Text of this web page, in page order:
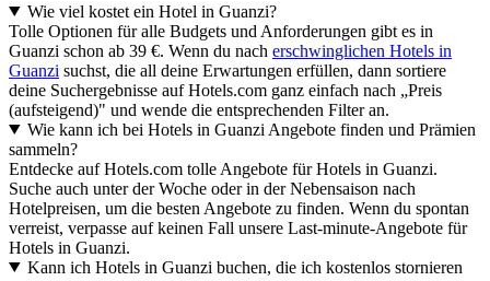
Wie viel kostet ein Hotel in Guanzi?
Tolle Optionen für alle Budgets und Anforderungen gibt es in
Guanzi schon ab 39 €. Wenn du nach erschwinglichen Hotels in
Guanzi suchst, die all deine Erwartungen erfüllen, dann sortiere
deine Suchergebnisse auf Hotels.com ganz einfach nach „Preis
(aufsteigend)" und wende die entsprechenden Filter an.
Wie kann ich bei Hotels in Guanzi Angebote finden und Prämien
sammeln?
Entdecke auf Hotels.com tolle Angebote für Hotels in Guanzi.
Suche auch unter der Woche oder in der Nebensaison nach
Hotelpreisen, um die besten Angebote zu finden. Wenn du spontan
verreist, verpasse auf keinen Fall unsere Last-minute-Angebote für
Hotels in Guanzi.
Kann ich Hotels in Guanzi buchen, die ich kostenlos stornieren